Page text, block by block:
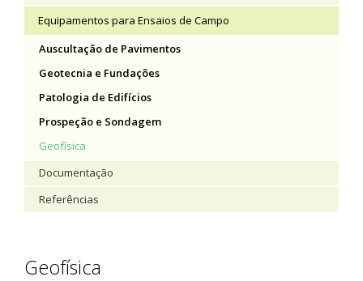
Equipamentos para Ensaios de Campo
Auscultação de Pavimentos
Geotecnia e Fundações
Patologia de Edifícios
Prospeção e Sondagem
Geofísica
Documentação
Referências
Geofísica